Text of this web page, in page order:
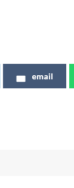
email